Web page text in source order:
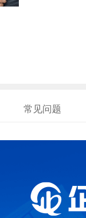
常见问题